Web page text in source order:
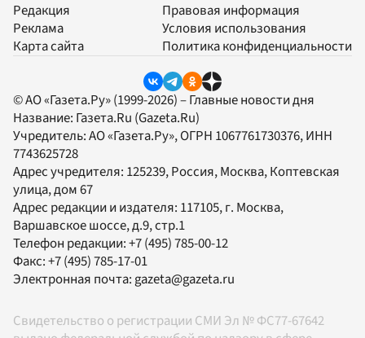
Редакция
Реклама
Карта сайта
Правовая информация
Условия использования
Политика конфиденциальности
© АО «Газета.Ру» (1999-2026) – Главные новости дня
Название: Газета.Ru (Gazeta.Ru)
Учредитель:АО «Газета.Ру», ОГРН 1067761730376, ИНН
7743625728
Адрес учредителя: 125239, Россия, Москва, Коптевская
улица, дом 67
Адрес редакции и издателя: 117105, г. Москва,
Варшавское шоссе, д.9, стр.1
Телефон редакции:+7 (495) 785-00-12
Факс:+7 (495) 785-17-01
Электронная почта:gazeta@gazeta.ru
Свидетельство о регистрации СМИ Эл № ФС77-67642